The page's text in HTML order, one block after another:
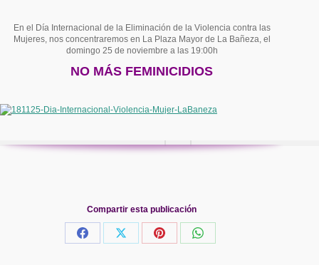
En el Día Internacional de la Eliminación de la Violencia contra las
Mujeres, nos concentraremos en La Plaza Mayor de La Bañeza, el
domingo 25 de noviembre a las 19:00h
NO MÁS FEMINICIDIOS
Compartir esta publicación
Share
Share
Share
Share